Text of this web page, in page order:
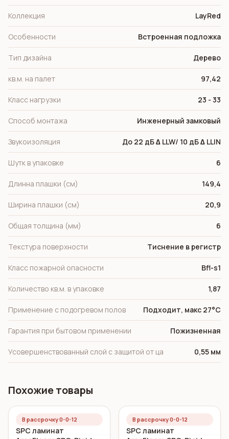
Коллекция LayRed
Особенности Встроенная подложка
Тип дизайна Дерево
кв.м. на палет 97,42
Класс нагрузки 23 - 33
Способ монтажа Инженерный замковый
Звукоизоляция До 22 дБ ∆ LLW/ 10 дБ ∆ LLIN
Шутк в упаковке 6
Длинна плашки (см) 149,4
Ширина плашки (см) 20,9
Общая толщина (мм) 6
Текстура поверхности Тиснение в регистр
Класс пожарной опасности Bfl-s1
Количество кв.м. в упаковке 1,87
Применение с подогревом полов Подходит, макс 27°C
Гарантия при бытовом применении Пожизненная
Усовершенствованный слой с защитой от ца 0,55 мм
Похожие товары
В рассрочку 0-0-12
SPC ламинат
В рассрочку 0-0-12
SPC ламинат